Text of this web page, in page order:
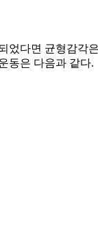
었다면 균형감각
동은 다음과 같다.